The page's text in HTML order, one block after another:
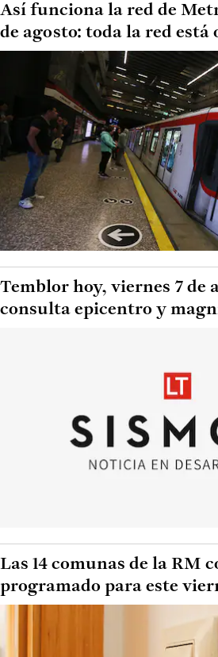
Así funciona la red de
de agosto: toda la red está
Temblor hoy, viernes 7 de
consulta epicentro y
Las 14 comunas de la RM
programado para este